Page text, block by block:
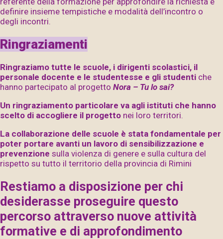
definire insieme tempistiche e modalità dell’incontro o
degli incontri.
Ringraziamenti
Ringraziamo tutte le scuole, i dirigenti scolastici, il
personale docente e le studentesse e gli studenti che
hanno partecipato al progetto Nora – Tu lo sai?
Un ringraziamento particolare va agli istituti che hanno
scelto di accogliere il progetto nei loro territori.
La collaborazione delle scuole è stata fondamentale per
poter portare avanti un lavoro di sensibilizzazione e
prevenzione sulla violenza di genere e sulla cultura del
rispetto su tutto il territorio della provincia di Rimini
Restiamo a disposizione per chi
desiderasse proseguire questo
percorso attraverso nuove attività
formative e di approfondimento